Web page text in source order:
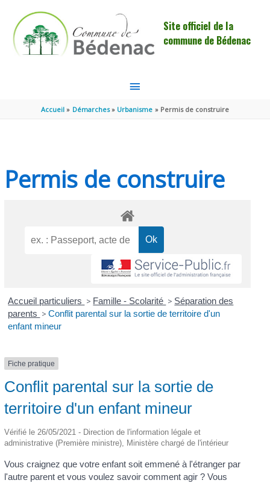
Site officiel de la
commune de Bédenac
MENU
PRINCIPAL
Accueil Démarches Urbanisme Permis de construire
Permis de construire
Accueil particuliers > Famille - Scolarité > Séparation des
parents > Conflit parental sur la sortie de territoire d'un
enfant mineur
Fiche pratique
Conflit parental sur la sortie de
territoire d'un enfant mineur
Vérifié le 26/05/2021 - Direction de l'information légale et
administrative (Première ministre), Ministère chargé de l'intérieur
Vous craignez que votre enfant soit emmené à l'étranger par
l'autre parent et vous voulez savoir comment agir ? Vous